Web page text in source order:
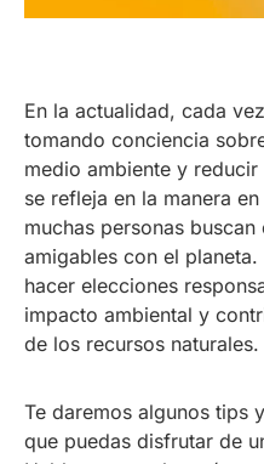
En la actualidad, cada
tomando conciencia
medio ambiente y
se refleja en la manera
muchas personas
amigables con el
hacer elecciones
impacto ambiental y
de los recursos naturales.
Te daremos algunos tips
que puedas disfrutar de